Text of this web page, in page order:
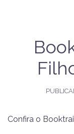
Confira o